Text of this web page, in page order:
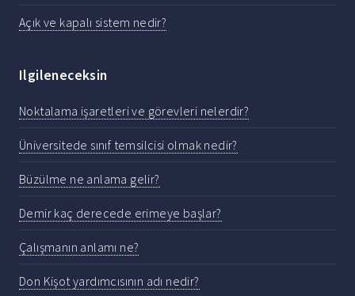
Açık ve kapalı sistem nedir?
Ilgileneceksin
Noktalama işaretleri ve görevleri nelerdir?
Üniversitede sınıf temsilcisi olmak nedir?
Büzülme ne anlama gelir?
Demir kaç derecede erimeye başlar?
Çalışmanın anlamı ne?
Don Kişot yardımcısının adı nedir?